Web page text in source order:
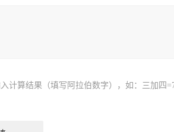
计算结果（填写阿拉伯数字），如：三加四